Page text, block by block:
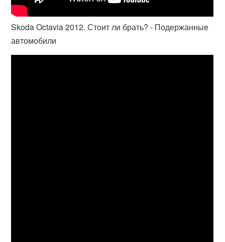
Skoda Octavia 2012. Стоит ли брать? - Подержанные
автомобили